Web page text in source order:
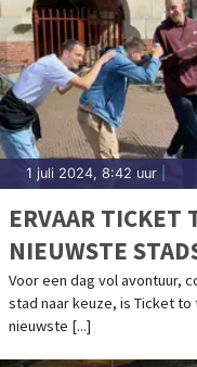
1 juli 2024, 8:42 uur
ERVAAR TICKET
NIEUWSTE
CITY!
Voor een dag vol avontuur,
stad naar keuze, is Ticket
nieuwste [...]